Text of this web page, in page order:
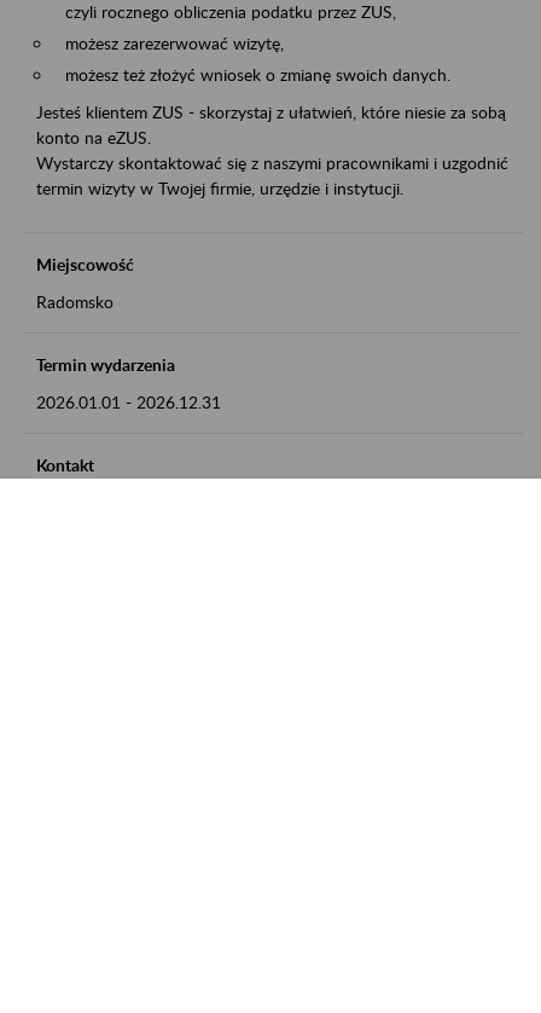
czyli rocznego obliczenia podatku przez ZUS,
możesz zarezerwować wizytę,
możesz też złożyć wniosek o zmianę swoich danych.
Jesteś klientem ZUS - skorzystaj z ułatwień, które niesie za sobą
konto na eZUS.
Wystarczy skontaktować się z naszymi pracownikami i uzgodnić
termin wizyty w Twojej firmie, urzędzie i instytucji.
Miejscowość
Radomsko
Termin wydarzenia
2026.01.01 - 2026.12.31
Kontakt